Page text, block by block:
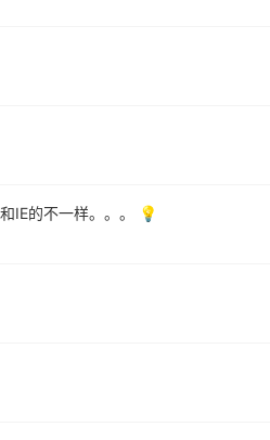
IE的不一样。。。 💡